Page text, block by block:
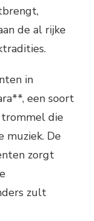
de al rijke
in
een soort
die
muziek. De
zorgt
zult